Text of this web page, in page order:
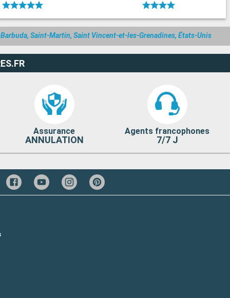
Saint-Martin, Saint Vincent-et-les-Grenadines, États-Unis
Assurance
ANNULATION
Agents francophones
7/7 J